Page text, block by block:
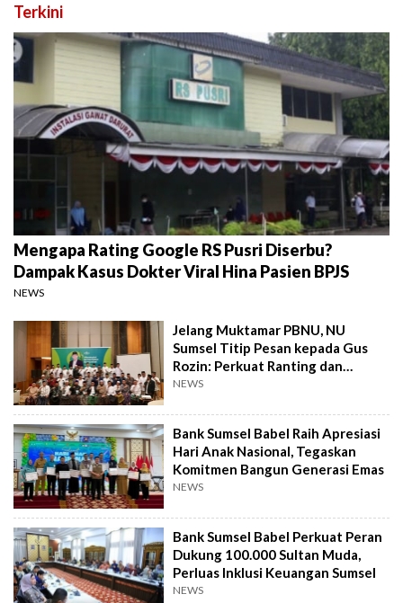
Terkini
Mengapa Rating Google RS Pusri Diserbu?
Dampak Kasus Dokter Viral Hina Pasien BPJS
NEWS
Jelang Muktamar PBNU, NU
Sumsel Titip Pesan kepada Gus
Rozin: Perkuat Ranting dan
Pesantren
NEWS
Bank Sumsel Babel Raih Apresiasi
Hari Anak Nasional, Tegaskan
Komitmen Bangun Generasi Emas
NEWS
Bank Sumsel Babel Perkuat Peran
Dukung 100.000 Sultan Muda,
Perluas Inklusi Keuangan Sumsel
NEWS